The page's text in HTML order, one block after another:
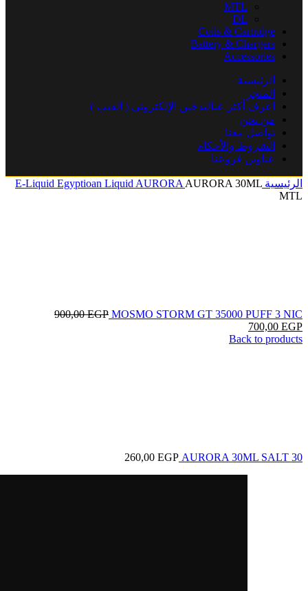
MTL
DL
Coils & Cartridge
Battery & Chargers
Accessories
الرئيسية
المتجر
اعرف أكثر عنالتدخين الإلكتروني ( الفيب )
من نحن
تواصل معنا
الشروط والأحكام
عناوين فروعنا
الرئيسية E-Liquid Egyptioan Liquid AURORA AURORA 30ML
MTL
MOSMO STORM GT 35000 PUFF 3 NIC
900,00EGP
700,00 EGP
Back to products
AURORA 30ML SALT 30
260,00 EGP